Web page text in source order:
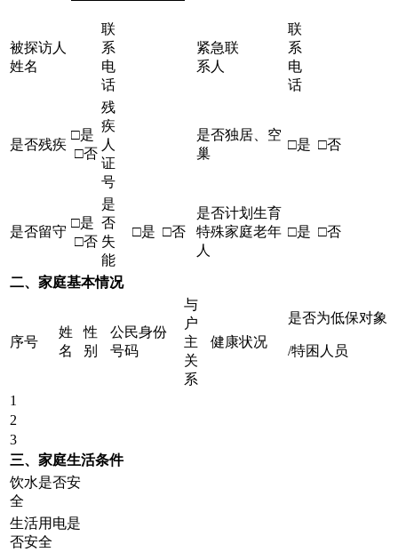
被探访人
姓名
联
系
电
话
紧急联
系人
联
系
电
话
是否残疾
□是
□否
残
疾
人
证
号
是否独居、空
巢
□是 □否
是否留守
□是
□否
是
否
失
能
□是 □否
是否计划生育
特殊家庭老年
人
□是 □否
二、家庭基本情况
序号
姓
名
性
别
公民身份
号码
与
户
主
关
系
健康状况
是否为低保对象
/特困人员
1
2
3
三、家庭生活条件
饮水是否安
全
生活用电是
否安全